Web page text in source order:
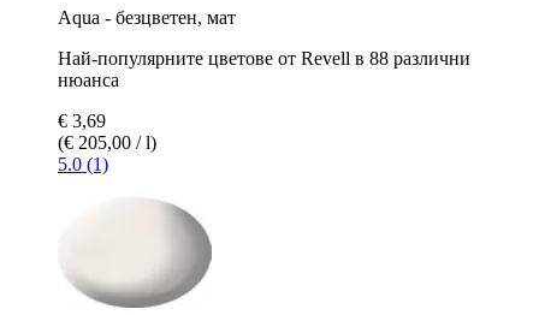
Aqua - безцветен, мат
Най-популярните цветове от Revell в 88 различни
нюанса
€ 3,69
(€ 205,00 / l)
5.0 (1)